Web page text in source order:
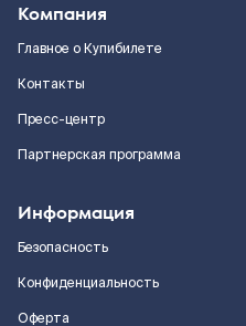
Компания
Главное о Купибилете
Контакты
Пресс-центр
Партнерская программа
Информация
Безопасность
Конфиденциальность
Оферта